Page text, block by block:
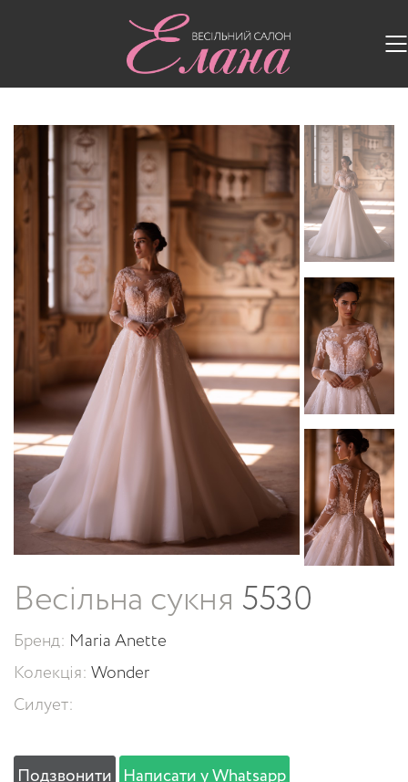
Весільні сукні/
Весільна сукня 5530
Бренд: Maria Anette
Колекція: Wonder
Силует:
Подзвонити Написати у Whatsapp